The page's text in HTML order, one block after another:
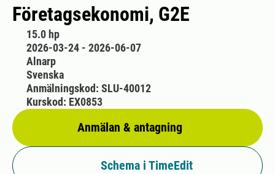
Företagsekonomi, G2E
15.0 hp
2026-03-24 - 2026-06-07
Alnarp
Svenska
Anmälan & antagning
Anmälningskod: SLU-40012
Kurskod: EX0853
Schema i TimeEdit